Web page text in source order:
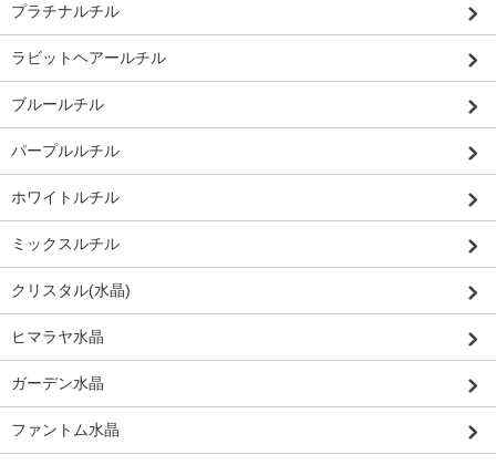
プラチナルチル
ラビットヘアールチル
ブルールチル
パープルルチル
ホワイトルチル
ミックスルチル
クリスタル(水晶)
ヒマラヤ水晶
ガーデン水晶
ファントム水晶